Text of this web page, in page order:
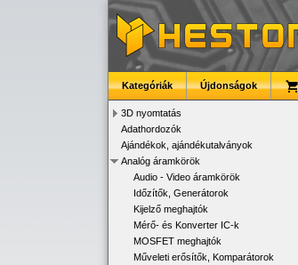
Kategóriák Újdonságok
3D nyomtatás
Adathordozók
Ajándékok, ajándékutalványok
Analóg áramkörök
Audio - Video áramkörök
Időzítők, Generátorok
Kijelző meghajtók
Mérő- és Konverter IC-k
MOSFET meghajtók
Műveleti erősítők, Komparátorok